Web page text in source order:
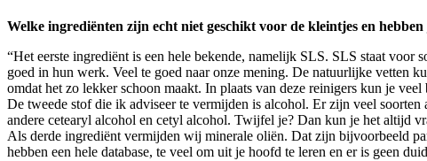
Welke ingrediënten zijn echt niet geschikt voor de kleintjes en
“Het eerste ingrediënt is een hele bekende, namelijk SLS. SLS staat
goed in hun werk. Veel te goed naar onze mening. De natuurlijke vetten
omdat het zo lekker schoon maakt. In plaats van deze reinigers kun je
De tweede stof die ik adviseer te vermijden is alcohol. Er zijn veel
andere cetearyl alcohol en cetyl alcohol. Twijfel je? Dan kun je het altijd
Als derde ingrediënt vermijden wij minerale oliën. Dat zijn bijvoorbeeld
hebben een hele database, te veel om uit je hoofd te leren en er is geen